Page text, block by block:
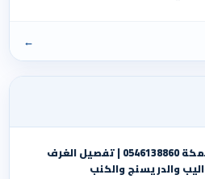
←
تفصيل أبواب بمكة 0546138860 | تفصيل الغرف
والدريسنج والكنب